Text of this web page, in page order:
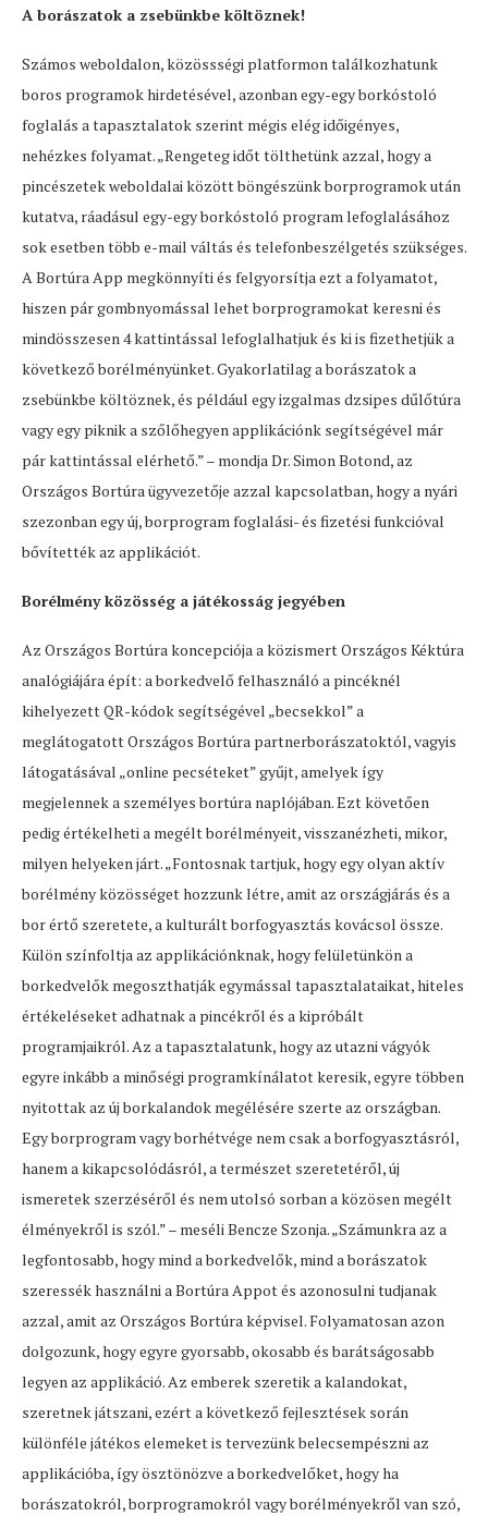
A borászatok a zsebünkbe költöznek!
Számos weboldalon, közössségi platformon találkozhatunk
boros programok hirdetésével, azonban egy-egy borkóstoló
foglalás a tapasztalatok szerint mégis elég időigényes,
nehézkes folyamat. „Rengeteg időt tölthetünk azzal, hogy a
pincészetek weboldalai között böngészünk borprogramok után
kutatva, ráadásul egy-egy borkóstoló program lefoglalásához
sok esetben több e-mail váltás és telefonbeszélgetés szükséges.
A Bortúra App megkönnyíti és felgyorsítja ezt a folyamatot,
hiszen pár gombnyomással lehet borprogramokat keresni és
mindösszesen 4 kattintással lefoglalhatjuk és ki is fizethetjük a
következő borélményünket. Gyakorlatilag a borászatok a
zsebünkbe költöznek, és például egy izgalmas dzsipes dűlőtúra
vagy egy piknik a szőlőhegyen applikációnk segítségével már
pár kattintással elérhető.” – mondja Dr. Simon Botond, az
Országos Bortúra ügyvezetője azzal kapcsolatban, hogy a nyári
szezonban egy új, borprogram foglalási- és fizetési funkcióval
bővítették az applikációt.
Borélmény közösség a játékosság jegyében
Az Országos Bortúra koncepciója a közismert Országos Kéktúra
analógiájára épít: a borkedvelő felhasználó a pincéknél
kihelyezett QR-kódok segítségével „becsekkol” a
meglátogatott Országos Bortúra partnerborászatoktól, vagyis
látogatásával „online pecséteket” gyűjt, amelyek így
megjelennek a személyes bortúra naplójában. Ezt követően
pedig értékelheti a megélt borélményeit, visszanézheti, mikor,
milyen helyeken járt. „Fontosnak tartjuk, hogy egy olyan aktív
borélmény közösséget hozzunk létre, amit az országjárás és a
bor értő szeretete, a kulturált borfogyasztás kovácsol össze.
Külön színfoltja az applikációnknak, hogy felületünkön a
borkedvelők megoszthatják egymással tapasztalataikat, hiteles
értékeléseket adhatnak a pincékről és a kipróbált
programjaikról. Az a tapasztalatunk, hogy az utazni vágyók
egyre inkább a minőségi programkínálatot keresik, egyre többen
nyitottak az új borkalandok megélésére szerte az országban.
Egy borprogram vagy borhétvége nem csak a borfogyasztásról,
hanem a kikapcsolódásról, a természet szeretetéről, új
ismeretek szerzéséről és nem utolsó sorban a közösen megélt
élményekről is szól.” – meséli Bencze Szonja. „Számunkra az a
legfontosabb, hogy mind a borkedvelők, mind a borászatok
szeressék használni a Bortúra Appot és azonosulni tudjanak
azzal, amit az Országos Bortúra képvisel. Folyamatosan azon
dolgozunk, hogy egyre gyorsabb, okosabb és barátságosabb
legyen az applikáció. Az emberek szeretik a kalandokat,
szeretnek játszani, ezért a következő fejlesztések során
különféle játékos elemeket is tervezünk belecsempészni az
applikációba, így ösztönözve a borkedvelőket, hogy ha
borászatokról, borprogramokról vagy borélményekről van szó,